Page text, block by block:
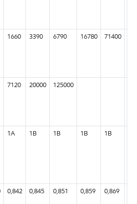
1660 3390 6790 16780 71400
7120 20000 125000
1A 1B 1B 1B 1B
0,842 0,845 0,851 0,859 0,869